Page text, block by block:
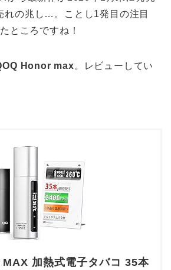
れの兆し…。ことし1発目の注目
ところですね！
Honor max。レビューしてい
加熱式電子タバコ 35本